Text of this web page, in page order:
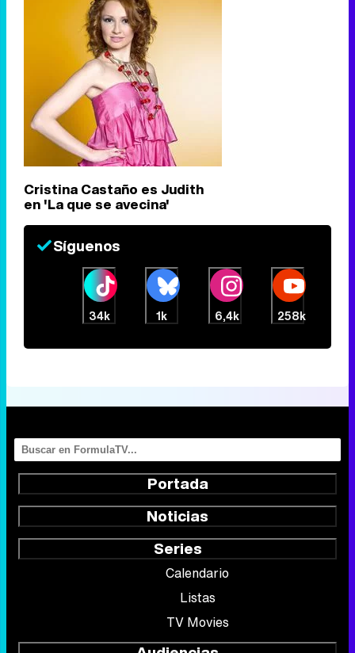
Cristina Castaño es Judith
en 'La que se avecina'
Síguenos
34k 1k 6,4k 258k
Portada
Noticias
Series
Calendario
Listas
TV Movies